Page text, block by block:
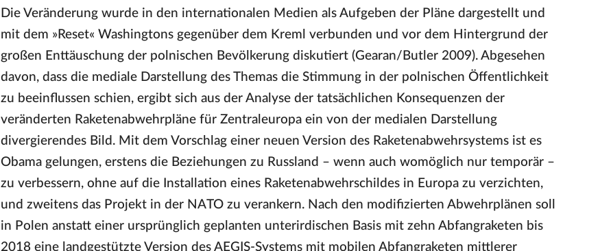
Die Veränderung wurde in den internationalen Medien als Aufgeben der Pläne dargestellt und
mit dem »Reset« Washingtons gegenüber dem Kreml verbunden und vor dem Hintergrund der
großen Enttäuschung der polnischen Bevölkerung diskutiert (Gearan/Butler 2009). Abgesehen
davon, dass die mediale Darstellung des Themas die Stimmung in der polnischen Öffentlichkeit
zu beeinflussen schien, ergibt sich aus der Analyse der tatsächlichen Konsequenzen der
veränderten Raketenabwehrpläne für Zentraleuropa ein von der medialen Darstellung
divergierendes Bild. Mit dem Vorschlag einer neuen Version des Raketenabwehrsystems ist es
Obama gelungen, erstens die Beziehungen zu Russland – wenn auch womöglich nur temporär –
zu verbessern, ohne auf die Installation eines Raketenabwehrschildes in Europa zu verzichten,
und zweitens das Projekt in der NATO zu verankern. Nach den modifizierten Abwehrplänen soll
in Polen anstatt einer ursprünglich geplanten unterirdischen Basis mit zehn Abfangraketen bis
2018 eine landgestützte Version des AEGIS-Systems mit mobilen Abfangraketen mittlerer